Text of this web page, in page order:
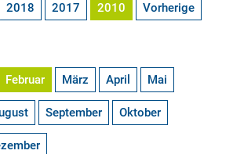
2018 2017 2010 Vorherige
Februar März April Mai
September Oktober